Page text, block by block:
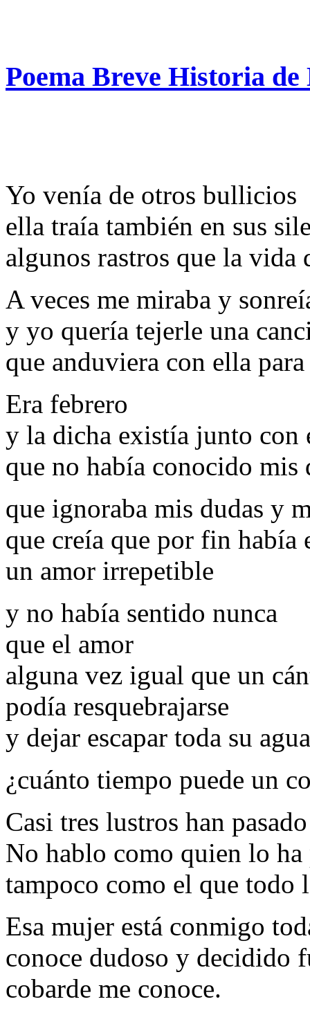
Poema Breve Historia
Yo venía de otros bullicios
ella traía también en sus
algunos rastros que la vida
A veces me miraba y
y yo quería tejerle una
que anduviera con ella
Era febrero
y la dicha existía junto con
que no había conocido mis
que ignoraba mis dudas y
que creía que por fin había
un amor irrepetible
y no había sentido nunca
que el amor
alguna vez igual que un
podía resquebrajarse
y dejar escapar toda su
¿cuánto tiempo puede un
Casi tres lustros han pasado
No hablo como quien lo
tampoco como el que todo
Esa mujer está conmigo
conoce dudoso y decidido
cobarde me conoce.